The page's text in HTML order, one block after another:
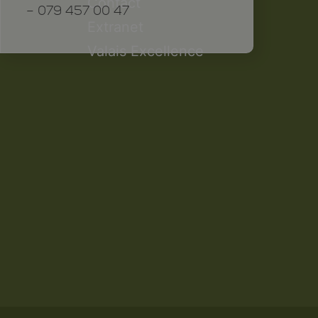
Valais Excellence
– 079 457 00 47